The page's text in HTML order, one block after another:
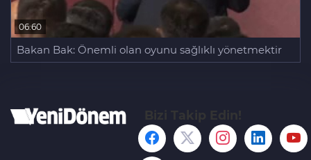
06:60
Bakan Bak: Önemli olan oyunu sağlıklı yönetmektir